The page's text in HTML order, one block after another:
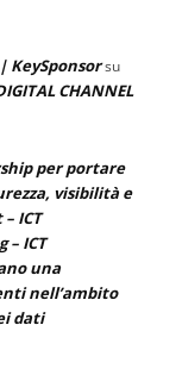
KeySponsorsu
CHANNEL
per portare
visibilità e
ICT
– ICT
una
nell’ambito
dati